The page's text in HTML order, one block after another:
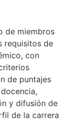
de miembros
requisitos de
con
de puntajes
y difusión de
de la carrera